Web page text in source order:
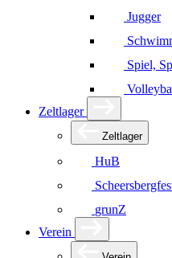
Jugger
Spiel,
Zeltlager
Zeltlager
HuB
grunZ
Verein